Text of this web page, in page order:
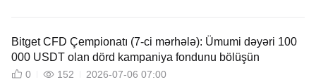
Bitget CFD Çempionatı (7-ci mərhələ): Ümumi dəyəri 100
000 USDT olan dörd kampaniya fondunu bölüşün
0 152 2026-07-06 07:00